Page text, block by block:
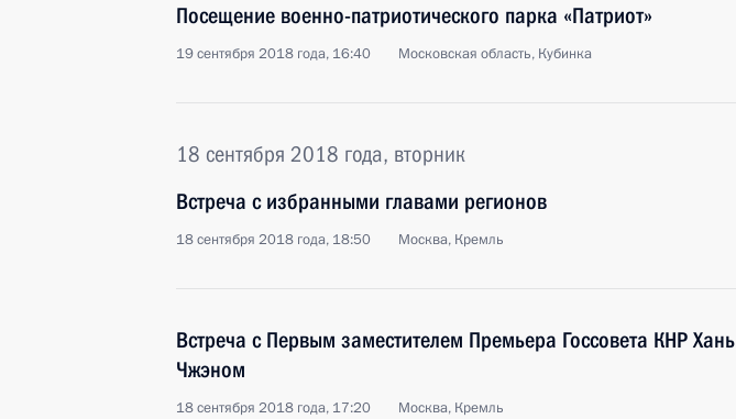
Посещение военно-патриотического парка «Патриот»
19 сентября 2018 года, 16:40 Московская область, Кубинка
18 сентября 2018 года, вторник
Встреча с избранными главами регионов
18 сентября 2018 года, 18:50 Москва, Кремль
Встреча с Первым заместителем Премьера Госсовета КНР Хань
Чжэном
18 сентября 2018 года, 17:20 Москва, Кремль